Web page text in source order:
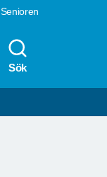
Senioren
Sök